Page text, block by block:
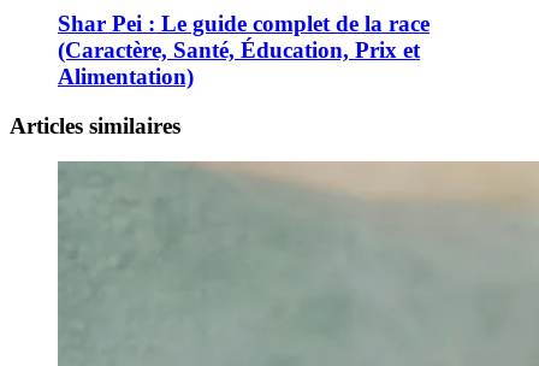
Shar Pei : Le guide complet de la race
(Caractère, Santé, Éducation, Prix et
Alimentation)
Articles similaires